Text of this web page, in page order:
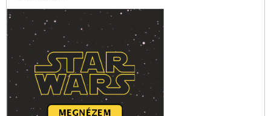
KAPCSOLAT
ELŐRENDELHETŐ KIADVÁNYOK
ÚJDONSÁGOK
ELŐRENDELÉSI TOPLISTA